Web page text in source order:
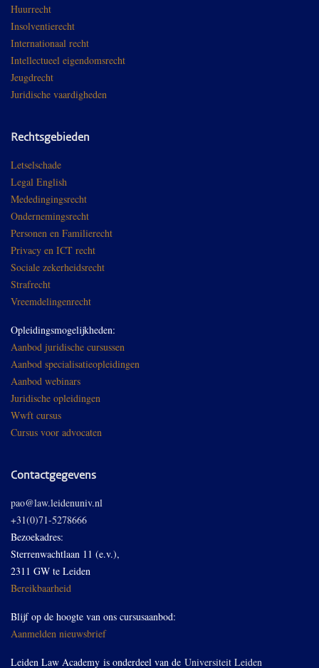
Huurrecht
Insolventierecht
Internationaal recht
Intellectueel eigendomsrecht
Jeugdrecht
Juridische vaardigheden
Rechtsgebieden
Letselschade
Legal English
Mededingingsrecht
Ondernemingsrecht
Personen en Familierecht
Privacy en ICT recht
Sociale zekerheidsrecht
Strafrecht
Vreemdelingenrecht
Opleidingsmogelijkheden:
Aanbod juridische cursussen
Aanbod specialisatieopleidingen
Aanbod webinars
Juridische opleidingen
Wwft cursus
Cursus voor advocaten
Contactgegevens
pao@law.leidenuniv.nl
+31(0)71-5278666
Bezoekadres:
Sterrenwachtlaan 11 (e.v.),
2311 GW te Leiden
Bereikbaarheid
Blijf op de hoogte van ons cursusaanbod:
Aanmelden nieuwsbrief
Leiden Law Academy is onderdeel van de Universiteit Leiden